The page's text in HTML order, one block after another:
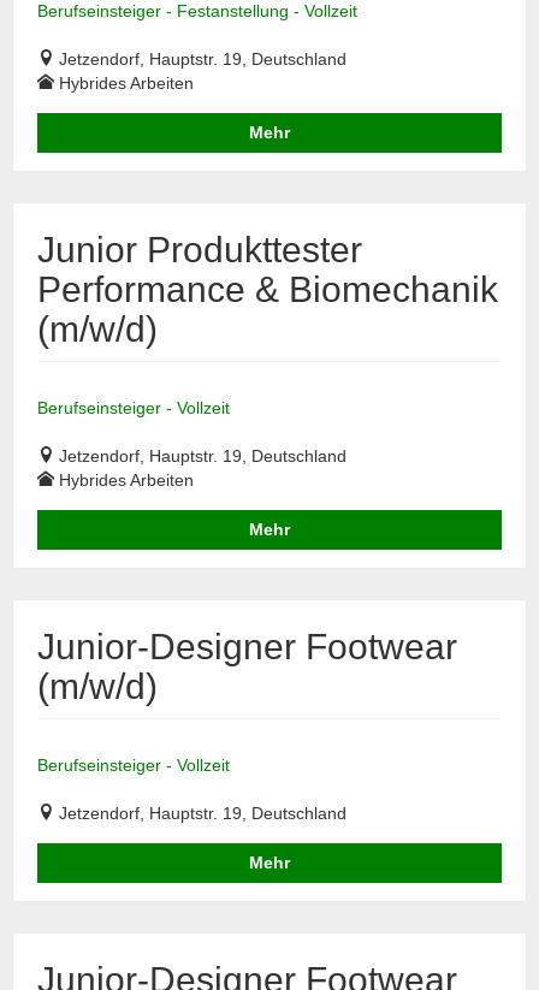
Berufseinsteiger - Festanstellung - Vollzeit
Jetzendorf, Hauptstr. 19, Deutschland
Hybrides Arbeiten
Mehr
Junior Produkttester
Performance & Biomechanik
(m/w/d)
Berufseinsteiger - Vollzeit
Jetzendorf, Hauptstr. 19, Deutschland
Hybrides Arbeiten
Mehr
Junior-Designer Footwear
(m/w/d)
Berufseinsteiger - Vollzeit
Jetzendorf, Hauptstr. 19, Deutschland
Mehr
Junior-Designer Footwear